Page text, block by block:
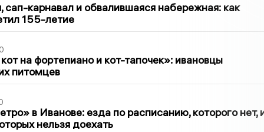
карнавал и обвалившаяся набережная: как
155-летие
на фортепиано и кот-тапочек»: ивановцы
питомцев
в Иванове: езда по расписанию, которого нет,
нельзя доехать